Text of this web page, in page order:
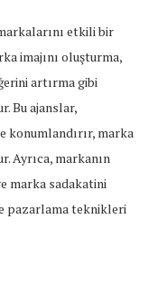
etkili bir
imajını oluşturma,
artırma gibi
Bu ajanslar,
konumlandırır, marka
Ayrıca, markanın
marka sadakatini
pazarlama teknikleri